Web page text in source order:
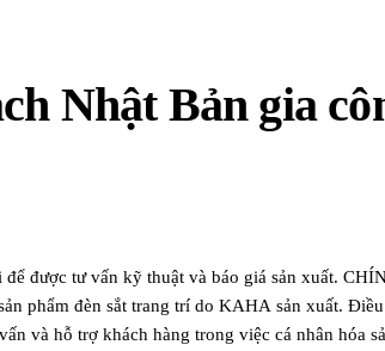
Nhật Bản gia
được tư vấn kỹ thuật và báo giá sản xuất.
phẩm đèn sắt trang trí do KAHA sản xuất.
và hỗ trợ khách hàng trong việc cá nhân hóa